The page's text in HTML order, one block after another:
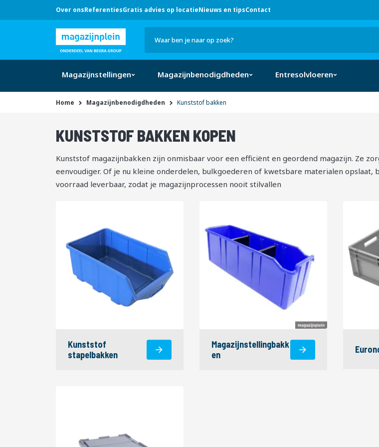
Over onsReferentiesGratis advies op locatieNieuws en tipsContact
Hulp
nodig?
Bel
0546 -
633 707
of klik
hier
Zoek
Magazijnstellingen Magazijnbenodigdheden Entresolvloeren
Home Magazijnbenodigdheden Kunststof bakken
KUNSTSTOF BAKKEN KOPEN
Kunststof magazijnbakken zijn onmisbaar voor een efficiënt en geordend magazijn. Ze
eenvoudiger. Of je nu kleine onderdelen, bulkgoederen of kwetsbare materialen
voorraad leverbaar, zodat je magazijnprocessen nooit stilvallen
Kunststof
stapelbakken
Magazijnstellingbakk
en
van 326 producten